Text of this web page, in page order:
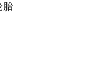
胎